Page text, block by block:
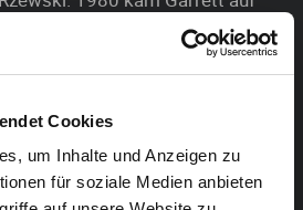
Cookies
um Inhalte und Anzeigen zu
für soziale Medien anbieten
erstmals nach Lüttich.
den Kurs für elektronische
am Konservatorium ein
Cassol, Kris Defoort und
sollte. Die Musik von Garrett List